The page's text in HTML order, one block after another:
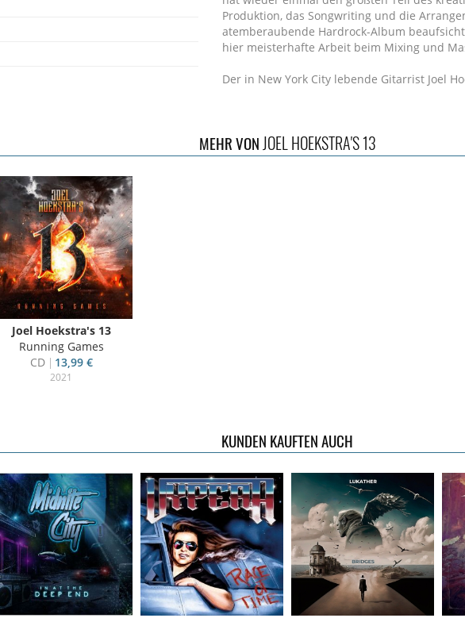
Produktion, das Songwriting und die
atemberaubende Hardrock-Album
hier meisterhafte Arbeit beim Mixing und
Der in New York City lebende Gitarrist Joel
Aldridge (Whitesnake, ex-Ozzy Osbourne).
Cher, Night Ranger, die Broadway-Show
MEHR VON JOEL HOEKSTRA'S 13
Joel Hoekstra's 13
Running Games
CD
13,99 €
2021
KUNDEN KAUFTEN AUCH